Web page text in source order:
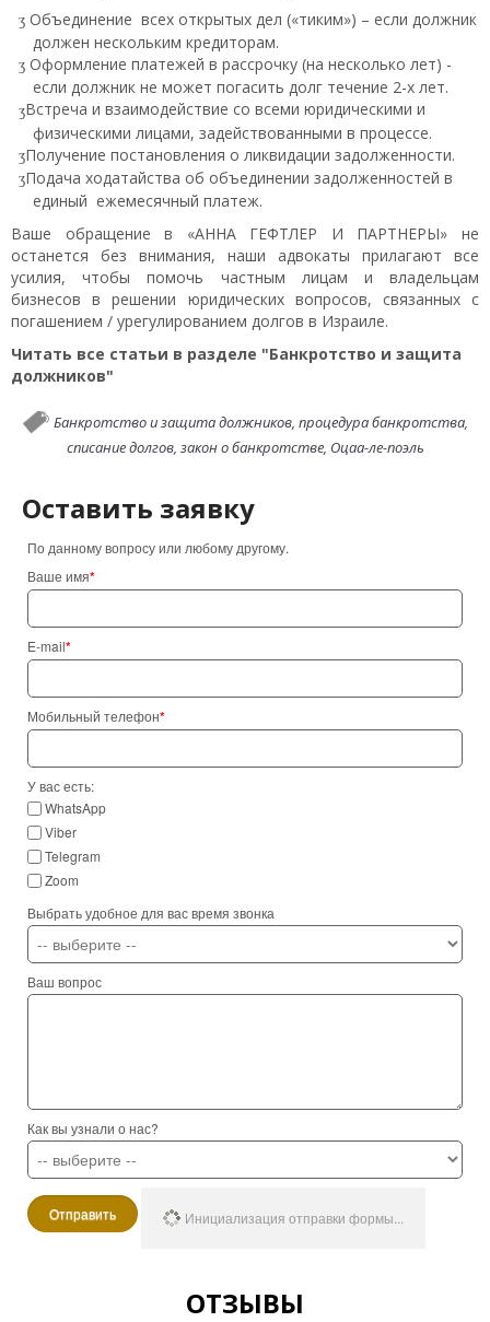
Объединение всех открытых дел («тиким») – если должник
должен нескольким кредиторам.
Оформление платежей в рассрочку (на несколько лет) -
если должник не может погасить долг течение 2-х лет.
Встреча и взаимодействие со всеми юридическими и
физическими лицами, задействованными в процессе.
Получение постановления о ликвидации задолженности.
Подача ходатайства об объединении задолженностей в
единый ежемесячный платеж.
Ваше обращение в «АННА ГЕФТЛЕР И ПАРТНЕРЫ» не
останется без внимания, наши адвокаты прилагают все
усилия, чтобы помочь частным лицам и владельцам
бизнесов в решении юридических вопросов, связанных с
погашением / урегулированием долгов в Израиле.
Читать все статьи в разделе "Банкротство и защита
должников"
Банкротство и защита должников, процедура банкротства,
списание долгов, закон о банкротстве, Оцаа-ле-поэль
Оставить заявку
По данному вопросу или любому другому.
Ваше имя*
E-mail*
Мобильный телефон*
У вас есть:
WhatsApp
Viber
Telegram
Zoom
Выбрать удобное для вас время звонка
Ваш вопрос
Как вы узнали о нас?
Отправить Инициализация отправки формы...
ОТЗЫВЫ